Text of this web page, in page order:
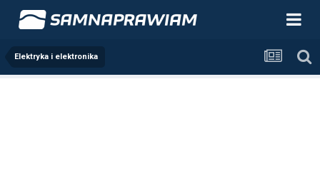
Elektryka i elektronika